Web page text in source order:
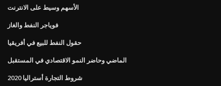
الأسهم وسيط على الانترنت
فوياجر النفط والغاز
حقول النفط للبيع في أفريقيا
الماضي وحاضر النمو الاقتصادي في المستقبل
شروط التجارة أستراليا 2020